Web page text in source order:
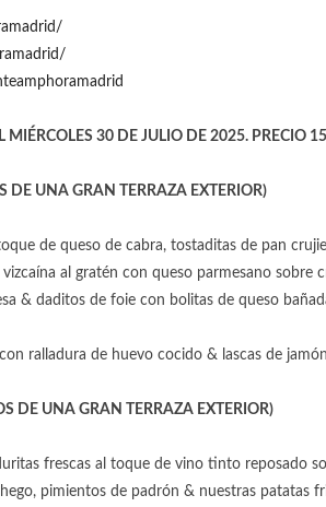
30 DE JULIO DE 2025. PRECIO
DE UNA GRAN TERRAZA EXTERIOR)
de queso de cabra, tostaditas de pan
al gratén con queso parmesano sobre
& daditos de foie con bolitas de queso
ralladura de huevo cocido & lascas de
DE UNA GRAN TERRAZA EXTERIOR)
frescas al toque de vino tinto reposado
pimientos de padrón & nuestras patatas